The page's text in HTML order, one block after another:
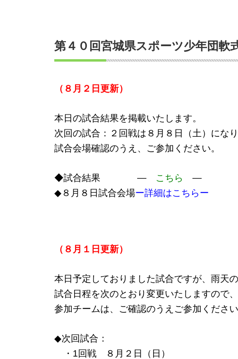
第４０回宮城県スポーツ少年団軟
（８月２日更新）
本日の試合結果を掲載いたします。
次回の試合：２回戦は８月８日（土）になり
試合会場確認のうえ、ご参加ください。
◆試合結果 ― こちら
―
◆８月８日試合会場ー詳細はこちらー
（８月１日更新）
本日予定しておりました試合ですが、雨天
試合日程を次のとおり変更いたしますので、
参加チームは、ご確認のうえご参加ください
◆次回試合：
・1回戦 ８月２日（日）